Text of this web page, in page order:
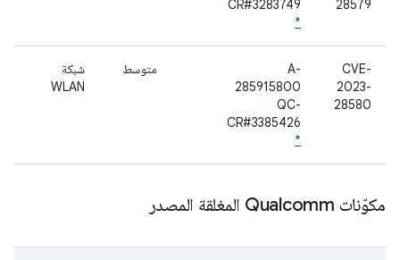
28579
CR#3283749
*
CVE-
2023-
28580
A-
285915800
QC-
CR#3385426
*
متوسط
شبكة
WLAN
مكوّنات Qualcomm المغلقة المصدر